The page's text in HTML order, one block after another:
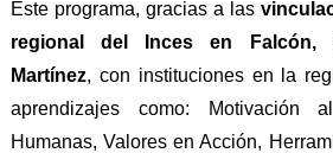
Este programa, gracias a las
regional del Inces en Falcón,
Martínez, con instituciones en la
aprendizajes como: Motivación
Humanas, Valores en Acción,